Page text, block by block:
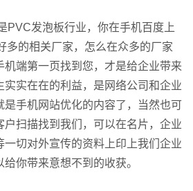
发泡板行业，你在手机百度上
多的相关厂家，怎么在众多的厂家
机端第一页找到您，才是给企业带来
实实在在的利益，是网络公司和企业
是手机网站优化的内容了，当然也可
户扫描找到我们，可以在名片，企业
一切对外宣传的资料上印上我们企业
你带来意想不到的收获。